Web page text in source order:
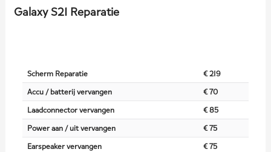
Galaxy S21 Reparatie
Scherm Reparatie
€ 219
Accu / batterij vervangen
€ 70
Laadconnector vervangen
€ 85
Power aan / uit vervangen
€ 75
Earspeaker vervangen
€ 75